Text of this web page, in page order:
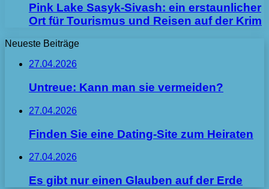
Pink Lake Sasyk-Sivash: ein erstaunlicher
Ort für Tourismus und Reisen auf der Krim
Neueste Beiträge
27.04.2026
Untreue: Kann man sie vermeiden?
27.04.2026
Finden Sie eine Dating-Site zum Heiraten
27.04.2026
Es gibt nur einen Glauben auf der Erde